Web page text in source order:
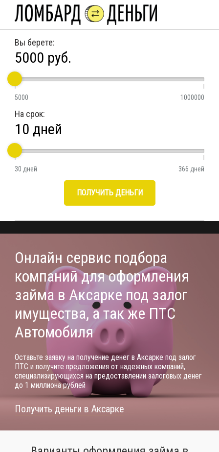
Вы берете:
5000 руб.
5000 1000000
На срок:
10 дней
30 дней 366 дней
ПОЛУЧИТЬ ДЕНЬГИ
Онлайн сервис подбора
компаний для оформления
займа в Аксарке под залог
имущества, а так же ПТС
Автомобиля
Оставьте заявку на получение денег в Аксарке под залог
ПТС и получите предложения от надежных компаний,
специализирующихся на предоставлении залоговых денег
до 1 миллиона рублей
Получить деньги в Аксарке